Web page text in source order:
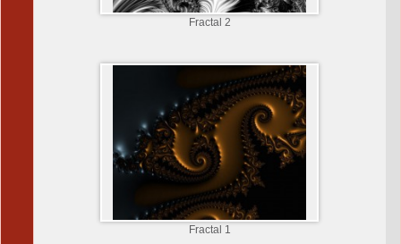
Fractal 2
Fractal 1